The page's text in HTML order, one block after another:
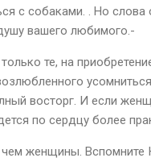
с собаками. . Но
вашего любимого.-
те, на
восторг. И если
по сердцу более
женщины. Вспомните